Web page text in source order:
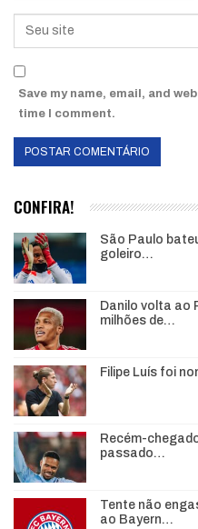
Save my name, email, and
time I comment.
CONFIRA!
São Paulo
goleiro…
Danilo volta ao
milhões de…
Filipe Luís foi
Recém-
passado…
Tente não
ao Bayern…